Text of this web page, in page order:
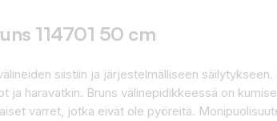
114701 50 cm
siistiin ja järjestelmälliseen
ja haravatkin. Bruns välinepidikkeessä on
varret, jotka eivät ole pyöreitä.